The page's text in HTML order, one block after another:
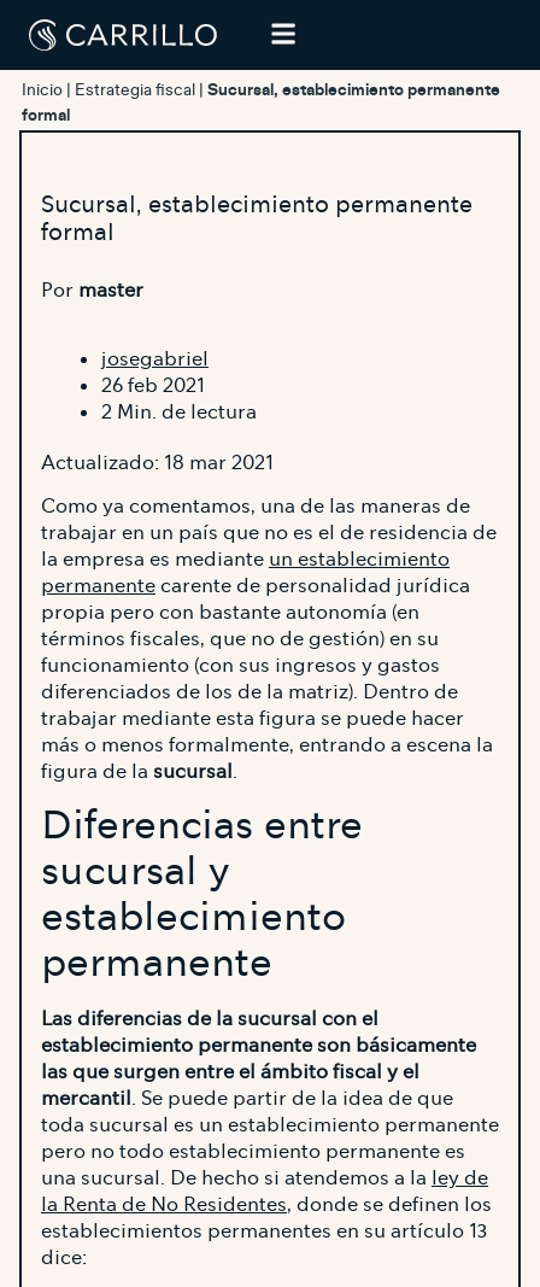
Inicio Estrategia fiscal
Sucursal, establecimiento permanente
formal
Sucursal, establecimiento permanente
formal
Por master
josegabriel
26 feb 2021
2 Min. de lectura
Actualizado: 18 mar 2021
Como ya comentamos, una de las maneras de
trabajar en un país que no es el de residencia de
la empresa es mediante un establecimiento
permanentecarente de personalidad jurídica
propia pero con bastante autonomía (en
términos fiscales, que no de gestión) en su
funcionamiento (con sus ingresos y gastos
diferenciados de los de la matriz). Dentro de
trabajar mediante esta figura se puede hacer
más o menos formalmente, entrando a escena la
figura de la sucursal.
Diferencias entre
sucursal y
establecimiento
permanente
Las diferencias de la sucursal con el
establecimiento permanente son básicamente
las que surgen entre el ámbito fiscal y el
mercantil. Se puede partir de la idea de que
toda sucursal es un establecimiento permanente
pero no todo establecimiento permanente es
una sucursal. De hecho si atendemos a la ley de
la Renta de No Residentes, donde se definen los
establecimientos permanentes en su artículo 13
dice: